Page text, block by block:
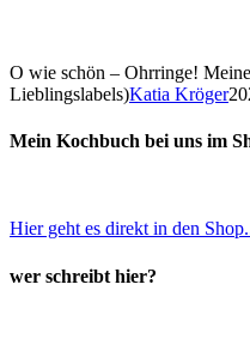
O wie schön – Ohrringe!
Lieblingslabels)Katia Kröger
Mein Kochbuch bei uns im
Hier geht es direkt in den
wer schreibt hier?